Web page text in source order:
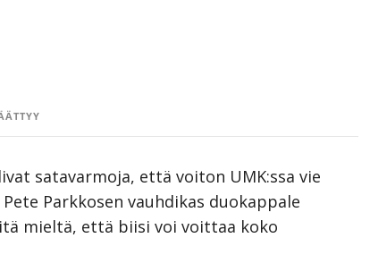
satavarmoja, että voiton UMK:ssa vie
Parkkosen vauhdikas duokappale
mieltä, että biisi voi voittaa koko